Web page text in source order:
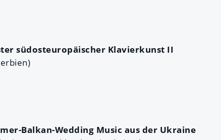
südosteuropäischer Klavierkunst II
Balkan-Wedding Music aus der Ukraine